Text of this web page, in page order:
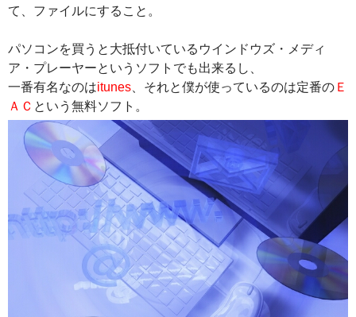
て、ファイルにすること。
パソコンを買うと大抵付いているウインドウズ・メディ
ア・プレーヤーというソフトでも出来るし、
一番有名なのはitunes 、それと僕が使っているのは定番の Ｅ
ＡＣ という無料ソフト。